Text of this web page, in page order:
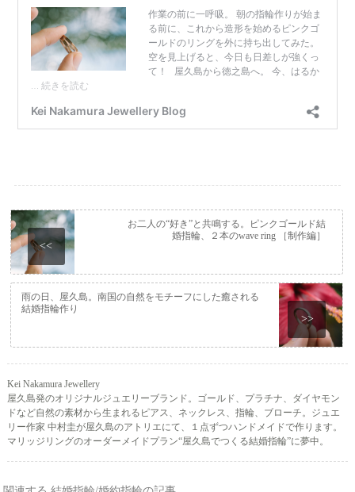
<<
お二人の“好き”と共鳴する。ピンクゴールド結
婚指輪、２本のwave ring ［制作編］
>>
雨の日、屋久島。南国の自然をモチーフにした癒される
結婚指輪作り
Kei Nakamura Jewellery
屋久島発のオリジナルジュエリーブランド。ゴールド、プラチナ、ダイヤモン
ドなど自然の素材から生まれるピアス、ネックレス、指輪、ブローチ。ジュエ
リー作家 中村圭が屋久島のアトリエにて、１点ずつハンドメイドで作ります。
マリッジリングのオーダーメイドプラン“屋久島でつくる結婚指輪”に夢中。